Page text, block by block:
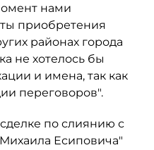
нами
приобретения
районах города
не хотелось бы
и имена, так как
переговоров".
по слиянию с
Есиповича"